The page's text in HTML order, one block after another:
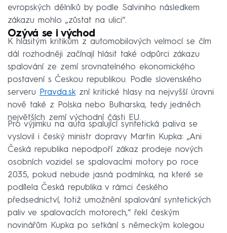
evropských dělníků by podle Salviniho následkem
zákazu mohlo „zůstat na ulici“.
Ozývá se i východ
K hlasitým kritikům z automobilových velmocí se čím
dál rozhodněji začínají hlásit také odpůrci zákazu
spalování ze zemí srovnatelného ekonomického
postavení s Českou republikou. Podle slovenského
serveru
Pravda.skzní kritické hlasy na nejvyšší úrovni
nově také z Polska nebo Bulharska, tedy jedněch
největších zemí východní části EU.
Pro výjimku na auta spalující syntetická paliva se
vyslovil i český ministr dopravy Martin Kupka: „Ani
Česká republika nepodpoří zákaz prodeje nových
osobních vozidel se spalovacími motory po roce
2035, pokud nebude jasná podmínka, na které se
podílela Česká republika v rámci českého
předsednictví, totiž umožnění spalování syntetických
paliv ve spalovacích motorech,“ řekl českým
novinářům Kupka po setkání s německým kolegou